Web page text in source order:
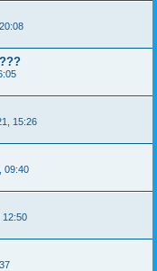
15:26
09:40
12:50